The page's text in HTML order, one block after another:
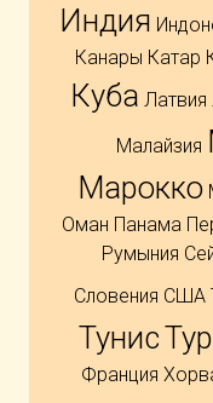
Индия
Канары Катар
Куба Латвия
Малайзия
Марокко
Оман Панама
Румыния
Словения США
Тунис
Франция